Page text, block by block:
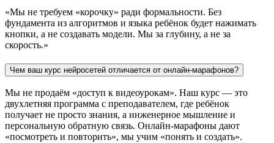
«Мы не требуем «корочку» ради формальности. Без
фундамента из алгоритмов и языка ребёнок будет нажимать
кнопки, а не создавать модели. Мы за глубину, а не за
скорость.»
Чем ваш курс нейросетей отличается от онлайн-марафонов?
Мы не продаём «доступ к видеоурокам». Наш курс — это
двухлетняя программа с преподавателем, где ребёнок
получает не просто знания, а инженерное мышление и
персональную обратную связь. Онлайн-марафоны дают
«посмотреть и повторить», мы учим «понять и создать».